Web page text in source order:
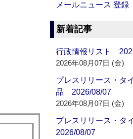
メールニュース 登録
新着記事
行政情報リスト
2026年08月07日 (金)
プレスリリース・タ
品 2026/08/07
2026年08月07日 (金)
プレスリリース・タ
2026/08/07